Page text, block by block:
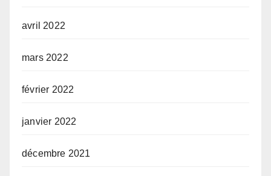
avril 2022
mars 2022
février 2022
janvier 2022
décembre 2021